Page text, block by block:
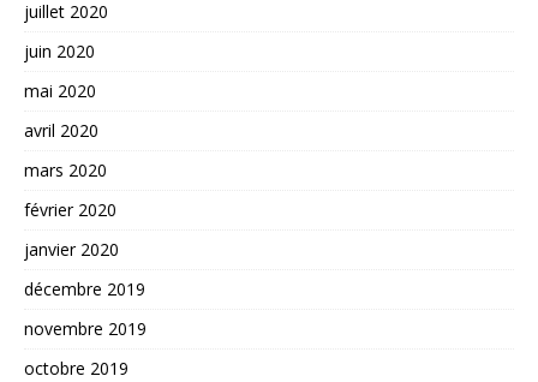
juillet 2020
juin 2020
mai 2020
avril 2020
mars 2020
février 2020
janvier 2020
décembre 2019
novembre 2019
octobre 2019